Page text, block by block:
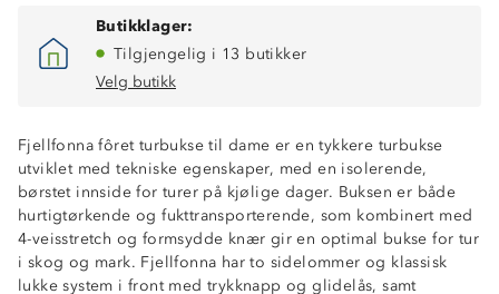
Butikklager:
Tilgjengelig i 13 butikker
Velg butikk
Fjellfonna fôret turbukse til dame er en tykkere turbukse
utviklet med tekniske egenskaper, med en isolerende,
børstet innside for turer på kjølige dager. Buksen er både
hurtigtørkende og fukttransporterende, som kombinert med
4-veisstretch og formsydde knær gir en optimal bukse for tur
i skog og mark. Fjellfonna har to sidelommer og klassisk
lukke system i front med trykknapp og glidelås, samt
Isolerende, børstet innside
4-veisstretch
Fukttransporterende
Hurtigtørkende
Formsydde knær
To stikklommer i sidene
Elastisk linning med innvendig justering